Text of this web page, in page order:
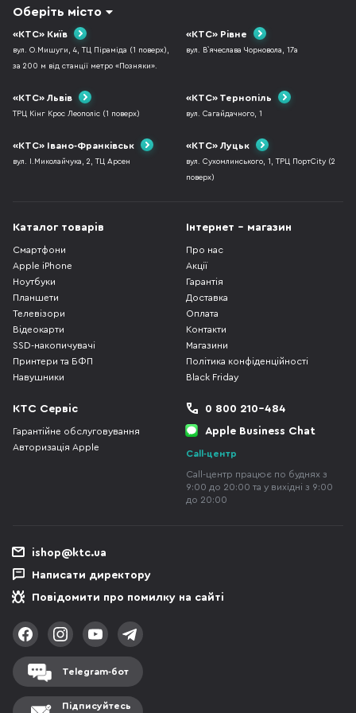
Оберіть місто
«КТС» Київ
вул. О.Мишуги, 4, ТЦ Піраміда (1 поверх),
за 200 м від станції метро «Позняки».
«КТС» Рівне
вул. В`ячеслава Чорновола, 17а
«КТС» Львів
ТРЦ Кінг Крос Леополіс (1 поверх)
«КТС» Тернопіль
вул. Сагайдачного, 1
«КТС» Івано-Франківськ
вул. І.Миколайчука, 2, ТЦ Арсен
«КТС» Луцьк
вул. Сухомлинського, 1, ТРЦ ПортCity (2
поверх)
Каталог товарів
Смартфони
Apple iPhone
Ноутбуки
Планшети
Телевізори
Відеокарти
SSD-накопичувачі
Принтери та БФП
Навушники
Інтернет - магазин
Про нас
Акції
Гарантія
Доставка
Оплата
Контакти
Магазини
Політика конфіденційності
Black Friday
КТС Сервіс
Гарантійне обслуговування
Авторизація Apple
0 800 210-484
Apple Business Chat
Call-центр
Call-центр працює по буднях з
9:00 до 20:00 та у вихідні з 9:00
до 20:00
ishop@ktc.ua
Написати директору
Повідомити про помилку на сайті
Telegram-бот
Підписуйтесь